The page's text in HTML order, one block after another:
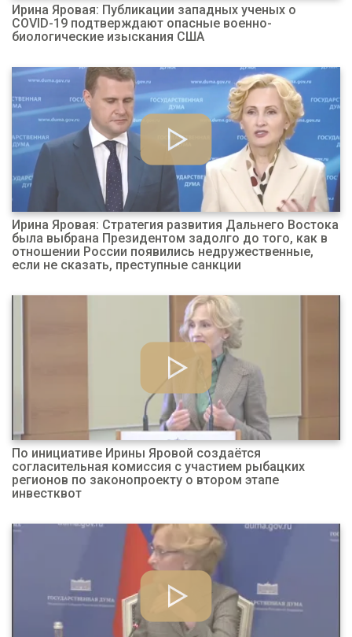
Ирина Яровая: Публикации западных ученых о
COVID-19 подтверждают опасные военно-
биологические изыскания США
Ирина Яровая: Стратегия развития Дальнего Востока
была выбрана Президентом задолго до того, как в
отношении России появились недружественные,
если не сказать, преступные санкции
По инициативе Ирины Яровой создаётся
согласительная комиссия с участием рыбацких
регионов по законопроекту о втором этапе
инвестквот